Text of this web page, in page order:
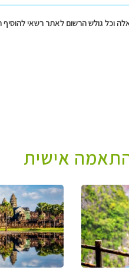
וכל גולש הרשום לאתר רשאי להוסיף
אישית